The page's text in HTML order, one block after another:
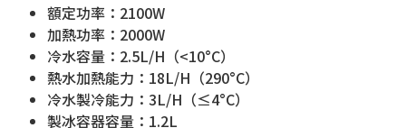
額定功率：2100W
加熱功率：2000W
冷水容量：2.5L/H（<10°C）
熱水加熱能力：18L/H（290°C）
冷水製冷能力：3L/H（≤4°C）
製冰容器容量：1.2L